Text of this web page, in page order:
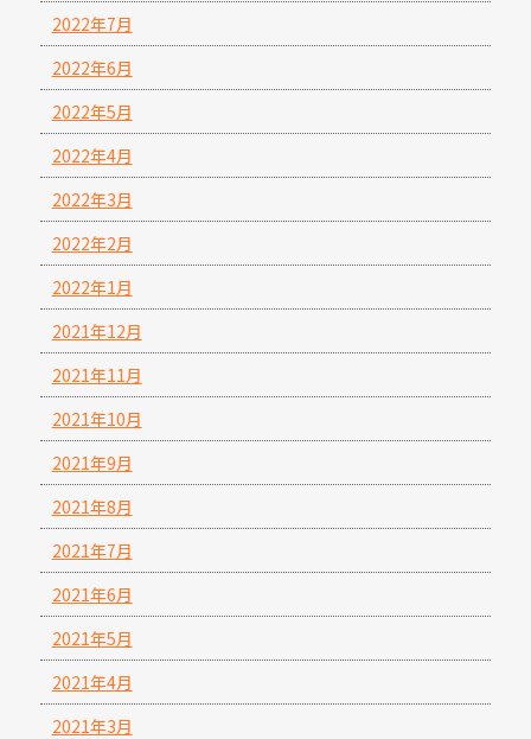
2022年7月
2022年6月
2022年5月
2022年4月
2022年3月
2022年2月
2022年1月
2021年12月
2021年11月
2021年10月
2021年9月
2021年8月
2021年7月
2021年6月
2021年5月
2021年4月
2021年3月